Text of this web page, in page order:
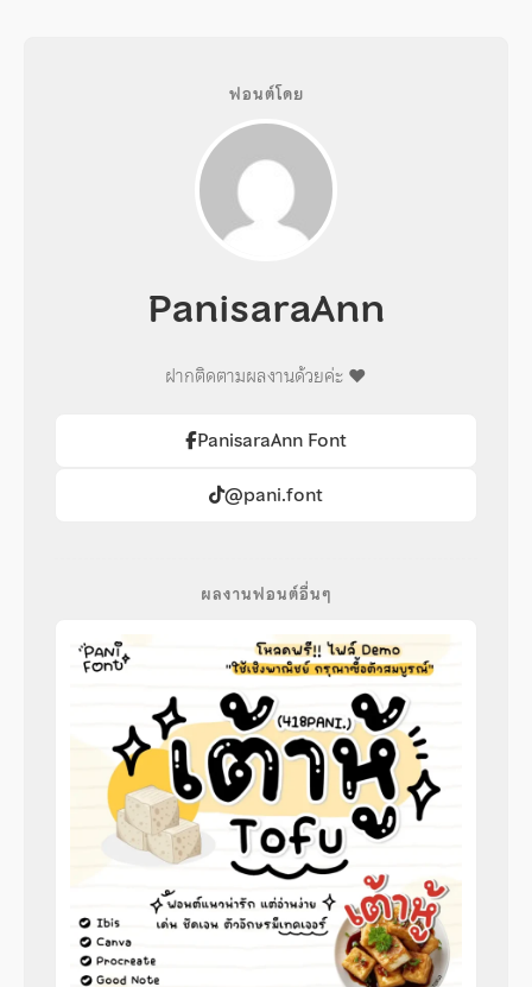
ฟอนต์โดย
PanisaraAnn
ฝากติดตามผลงานด้วยค่ะ ♥️
PanisaraAnn Font
@pani.font
ผลงานฟอนต์อื่นๆ